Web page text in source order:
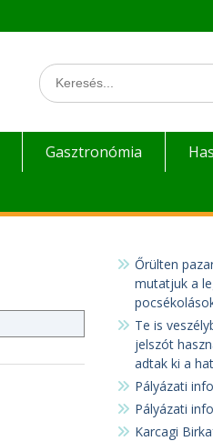
Search
for:
Gasztronómia
Őrülten
mutatjuk a
Te is
jelszót
adtak ki a
Pályázati
Pályázati
Karcagi